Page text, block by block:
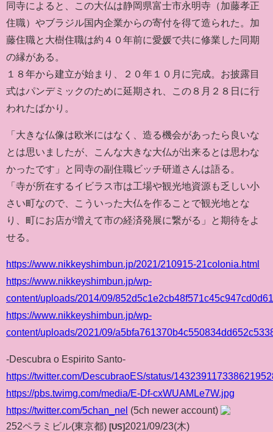
同寺によると、この大仏は静岡県富士市永明寺（加藤孝正
住職）やブラジル国内企業からの寄付を得て造られた。加
藤住職と大樹住職は約４０年前に愛媛で共に修業した同期
の縁がある。
１８年から建立が始まり、２０年１０月に完成。お披露目
式はパンデミックのために延期され、この８月２８日に行
われたばかり。
「大きな仏像は欧米にはなく、造る機会があったら良いな
とは思いましたが、こんな大きな大仏が出来るとは思わな
かったです」と同寺の副住職ビッチ研道さんは語る。
「寺が所在するイビラス市は工場や観光地資源も乏しい小
さい町なので、こういった大仏を作ることで観光地とな
り、町にお店が増えて市の経済発展に繋がる」と期待をよ
せる。
https://www.nikkeyshimbun.jp/2021/210915-21colonia.html
https://www.nikkeyshimbun.jp/wp-
content/uploads/2014/09/
https://www.nikkeyshimbun.jp/wp-
content/uploads/2021/09/
-Descubra o Espirito Santo-
https://twitter.com/DescubraoES/status/
https://pbs.twimg.com/media/E-Df-cxWUAMLe7W.jpg
https://twitter.com/5chan_nel (5ch newer account)
252ペラミビル(東京都) [US] 2021/09/23(木)